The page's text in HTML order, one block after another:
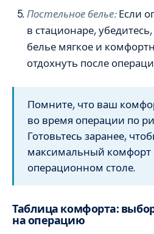
Постельное белье:Если
в стационаре,
белье мягкое и
отдохнуть после
Помните, что ваш
во время операции по
Готовьтесь заранее,
максимальный комфорт
операционном столе.
Таблица комфорта:
на операцию